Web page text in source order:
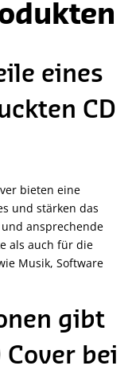
eines
CD
bieten eine
und stärken das
ansprechende
als auch für die
Musik, Software
gibt
Cover bei